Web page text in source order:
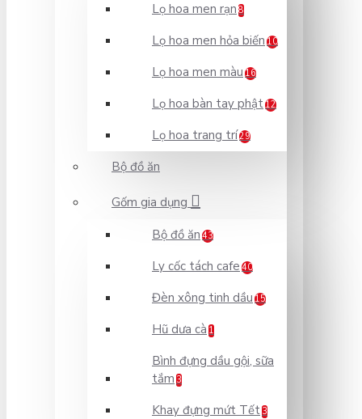
Lọ hoa men rạn 8
Lọ hoa men hỏa biến 10
Lọ hoa men màu 16
Lọ hoa bàn tay phật12
Lọ hoa trang trí29
Bộ đồ ăn
Gốm gia dụng
Bộ đồ ăn 43
Ly cốc tách cafe 40
Đèn xông tinh dầu 15
Hũ dưa cà 1
Bình đựng dầu gội, sữa
tắm 3
Khay đựng mứt Tết 3